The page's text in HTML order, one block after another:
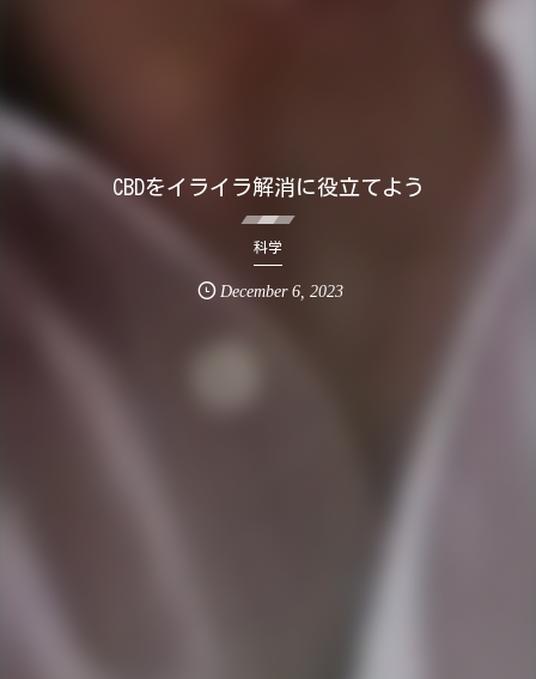
CBDをイライラ解消に役立てよう
科学
December 6 ,2023